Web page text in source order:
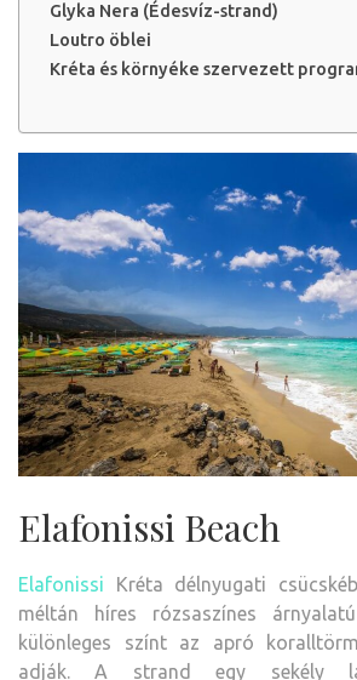
Glyka Nera (Édesvíz-strand)
Loutro öblei
Kréta és környéke szervezett
Elafonissi Beach
Elafonissi Kréta délnyugati
méltán híres rózsaszínes
különleges színt az apró
adják. A strand egy sekély